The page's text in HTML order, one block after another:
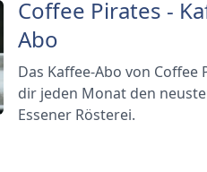
Coffee Pirates -
Abo
Das Kaffee-Abo von Coffee
dir jeden Monat den
Essener Rösterei.